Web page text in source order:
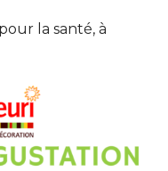
la santé, à